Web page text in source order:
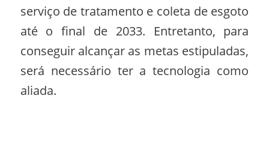
serviço de tratamento e coleta de esgoto
até o final de 2033. Entretanto, para
conseguir alcançar as metas estipuladas,
será necessário ter a tecnologia como
aliada.